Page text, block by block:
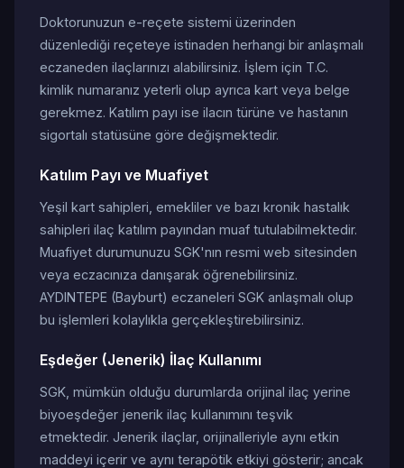
Doktorunuzun e-reçete sistemi üzerinden
düzenlediği reçeteye istinaden herhangi bir anlaşmalı
eczaneden ilaçlarınızı alabilirsiniz. İşlem için T.C.
kimlik numaranız yeterli olup ayrıca kart veya belge
gerekmez. Katılım payı ise ilacın türüne ve hastanın
sigortalı statüsüne göre değişmektedir.
Katılım Payı ve Muafiyet
Yeşil kart sahipleri, emekliler ve bazı kronik hastalık
sahipleri ilaç katılım payından muaf tutulabilmektedir.
Muafiyet durumunuzu SGK'nın resmi web sitesinden
veya eczacınıza danışarak öğrenebilirsiniz.
AYDINTEPE (Bayburt) eczaneleri SGK anlaşmalı olup
bu işlemleri kolaylıkla gerçekleştirebilirsiniz.
Eşdeğer (Jenerik) İlaç Kullanımı
SGK, mümkün olduğu durumlarda orijinal ilaç yerine
biyoeşdeğer jenerik ilaç kullanımını teşvik
etmektedir. Jenerik ilaçlar, orijinalleriyle aynı etkin
maddeyi içerir ve aynı terapötik etkiyi gösterir; ancak